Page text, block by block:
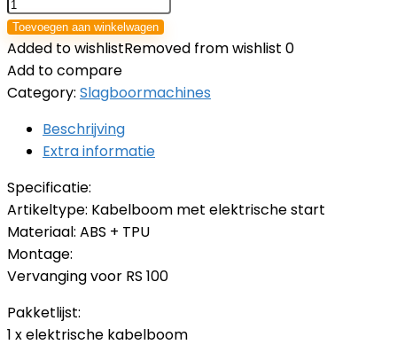
Toevoegen aan winkelwagen
Added to wishlistRemoved from wishlist 0
Add to compare
Category: Slagboormachines
Beschrijving
Extra informatie
Specificatie:
Artikeltype: Kabelboom met elektrische start
Materiaal: ABS + TPU
Montage:
Vervanging voor RS 100
Pakketlijst:
1 x elektrische kabelboom